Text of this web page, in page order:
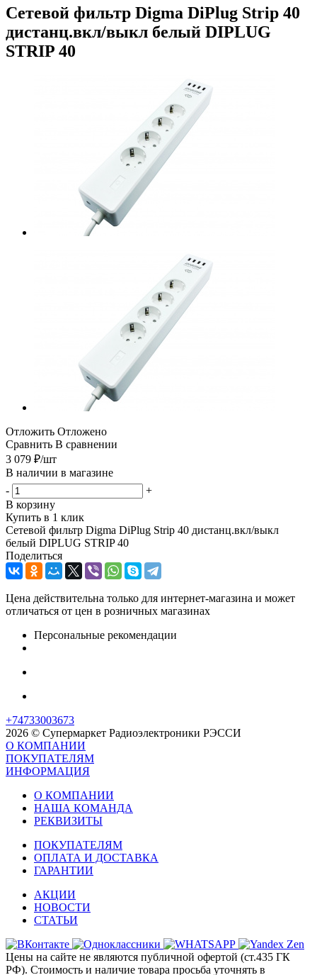
Сетевой фильтр Digma DiPlug Strip 40
дистанц.вкл/выкл белый DIPLUG
STRIP 40
Отложить Отложено
Сравнить В сравнении
3 079 ₽/шт
В наличии в магазине
-
+
В корзину
Купить в 1 клик
Сетевой фильтр Digma DiPlug Strip 40 дистанц.вкл/выкл
белый DIPLUG STRIP 40
Поделиться
Цена действительна только для интернет-магазина и может
отличаться от цен в розничных магазинах
Персональные рекомендации
+74733003673
2026 © Супермаркет Радиоэлектроники РЭССИ
О КОМПАНИИ
ПОКУПАТЕЛЯМ
ИНФОРМАЦИЯ
О КОМПАНИИ
НАША КОМАНДА
РЕКВИЗИТЫ
ПОКУПАТЕЛЯМ
ОПЛАТА И ДОСТАВКА
ГАРАНТИИ
АКЦИИ
НОВОСТИ
СТАТЬИ
Цены на сайте не являются публичной офертой (ст.435 ГК
РФ). Стоимость и наличие товара просьба уточнять в